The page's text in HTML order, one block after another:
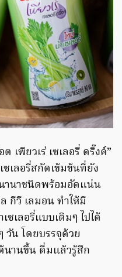
พียวเร่ เซเลอรี่ ดริ๊งค์”
เลอรี่สกัดเข้มข้นที่ยัง
านาชนิดพร้อมอัดแน่น
กีวี เลมอน ทำให้มี
เลอรี่แบบเดิมๆ ไปได้
วัน โดยบรรจุด้วย
นานขึ้น ดื่มแล้วรู้สึก